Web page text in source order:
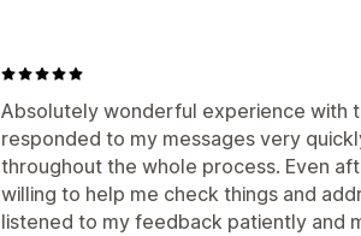
Absolutely wonderful experience with
responded to my messages very
throughout the whole process. Even
willing to help me check things and
listened to my feedback patiently and